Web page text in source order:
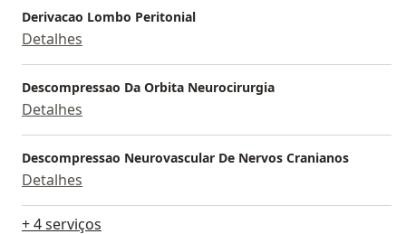
Derivacao Lombo Peritonial
Detalhes
Descompressao Da Orbita Neurocirurgia
Detalhes
Descompressao Neurovascular De Nervos Cranianos
Detalhes
+ 4 serviços